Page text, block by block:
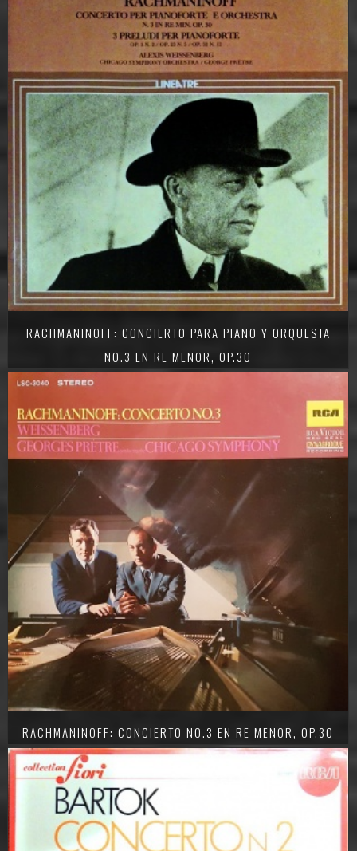
RACHMANINOFF: CONCIERTO PARA PIANO Y ORQUESTA
NO.3 EN RE MENOR, OP.30
RACHMANINOFF: CONCIERTO NO.3 EN RE MENOR, OP.30